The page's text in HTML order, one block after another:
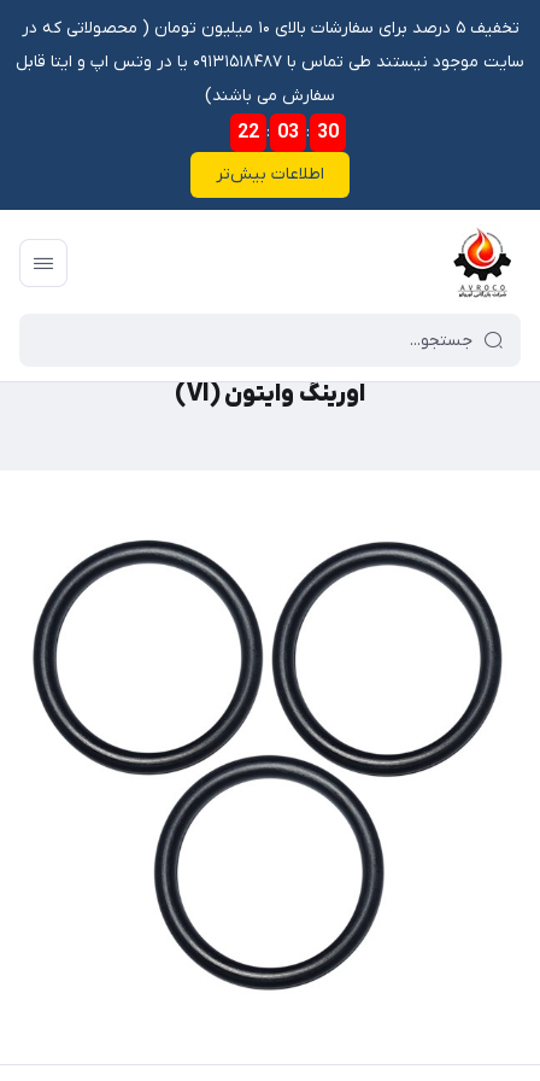
تخفیف ۵ درصد برای سفارشات بالای ۱۰ میلیون تومان ‌‌(‌‌ محصولاتی که در
سایت موجود نیستند طی تماس با ۰۹۱۳۱۵۱۸۴۸۷ یا در وتس اپ و ایتا قابل
سفارش می باشند)
22 : 03 : 30
اطلاعات بیش‌تر
فروشگاه آنلاین آوروکو
اورینگ وایتون (VI)